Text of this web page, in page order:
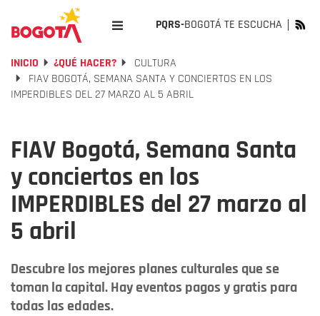
PQRS-BOGOTÁ TE ESCUCHA
INICIO ¿QUÉ HACER?
CULTURA
FIAV BOGOTÁ, SEMANA SANTA Y CONCIERTOS EN LOS
IMPERDIBLES DEL 27 MARZO AL 5 ABRIL
FIAV Bogotá, Semana Santa
y conciertos en los
IMPERDIBLES del 27 marzo al
5 abril
Descubre los mejores planes culturales que se
toman la capital. Hay eventos pagos y gratis para
todas las edades.